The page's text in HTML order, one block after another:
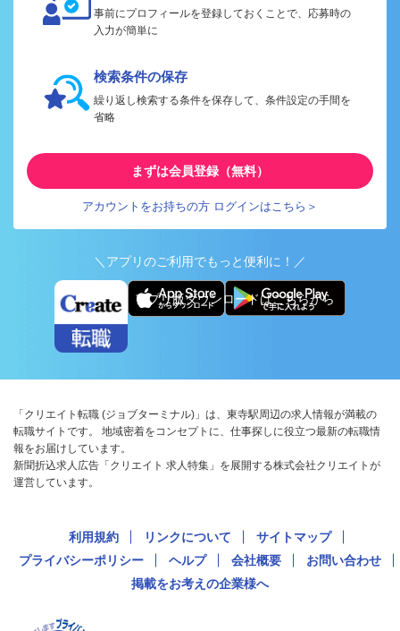
事前にプロフィールを登録しておくことで、応募時の
入力が簡単に
検索条件の保存
繰り返し検索する条件を保存して、条件設定の手間を
省略
まずは会員登録（無料）
アカウントをお持ちの方 ログインはこちら＞
＼アプリのご利用でもっと便利に！／
アプリ版ダウンロードはこちらから
「クリエイト転職 (ジョブターミナル)」は、東寺駅周辺の求人情報が満載の
転職サイトです。 地域密着をコンセプトに、仕事探しに役立つ最新の転職情
報をお届けしています。
新聞折込求人広告「クリエイト 求人特集」を展開する株式会社クリエイトが
運営しています。
利用規約 リンクについて
サイトマップ
プライバシーポリシー
ヘルプ 会社概要
お問い合わせ
掲載をお考えの企業様へ